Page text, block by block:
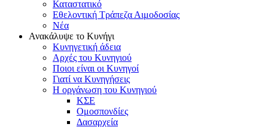
Καταστατικό
Εθελοντική Τράπεζα Αιμοδοσίας
Νέα
Ανακάλυψε το Κυνήγι
Κυνηγετική άδεια
Αρχές του Κυνηγιού
Ποιοι είναι οι Κυνηγοί
Γιατί να Κυνηγήσεις
Η οργάνωση του Κυνηγιού
ΚΣΕ
Ομοσπονδίες
Δασαρχεία